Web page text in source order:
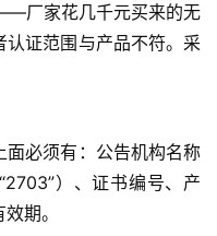
厂家花几千元买来的无
证范围与产品不符。采
必须有：公告机构名称
）、证书编号、产
期。